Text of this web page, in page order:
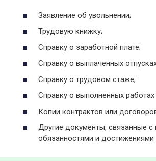
Заявление об увольнении;
Трудовую книжку;
Справку о заработной плате;
Справку о выплаченных
Справку о трудовом стаже;
Справку о выполненных
Копии контрактов или
Другие документы, связанные с
обязанностями и достижениями